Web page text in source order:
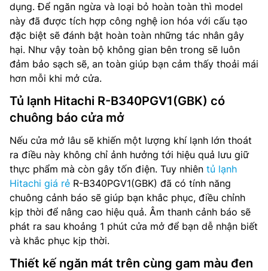
dụng. Để ngăn ngừa và loại bỏ hoàn toàn thì model
này đã được tích hợp công nghệ ion hóa với cấu tạo
đặc biệt sẽ đánh bật hoàn toàn những tác nhân gây
hại. Như vậy toàn bộ không gian bên trong sẽ luôn
đảm bảo sạch sẽ, an toàn giúp bạn cảm thấy thoải mái
hơn mỗi khi mở cửa.
Tủ lạnh Hitachi R-B340PGV1(GBK) có
chuông báo cửa mở
Nếu cửa mở lâu sẽ khiến một lượng khí lạnh lớn thoát
ra điều này không chỉ ảnh hưởng tới hiệu quả lưu giữ
thực phẩm mà còn gây tốn điện. Tuy nhiên tủ lạnh
Hitachi giá rẻ R-B340PGV1(GBK) đã có tính năng
chuông cảnh báo sẽ giúp bạn khắc phục, điều chỉnh
kịp thời để nâng cao hiệu quả. Âm thanh cảnh báo sẽ
phát ra sau khoảng 1 phút cửa mở để bạn dễ nhận biết
và khắc phục kịp thời.
Thiết kế ngăn mát trên cùng gam màu đen